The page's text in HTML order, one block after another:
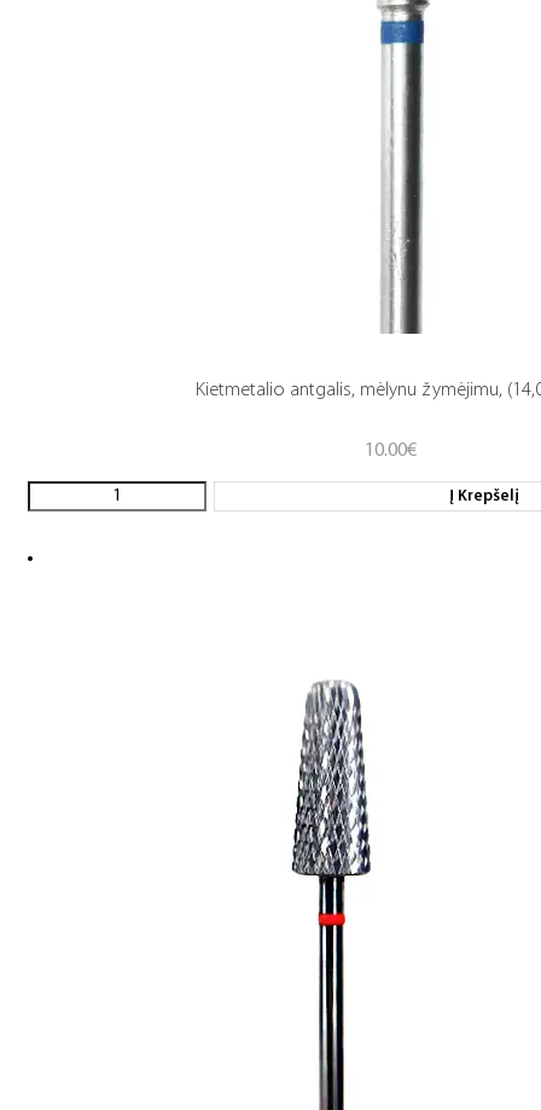
Kietmetalio antgalis, mėlynu žymėjimu,
10.00€
Į Krepšelį